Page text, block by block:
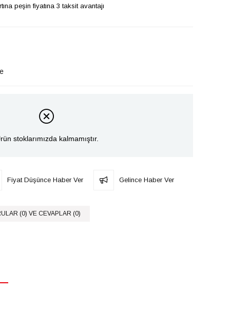
peşin fiyatına 3 taksit avantajı
stoklarımızda kalmamıştır.
Fiyat Düşünce Haber Ver Gelince Haber Ver
(0) VE CEVAPLAR (0)